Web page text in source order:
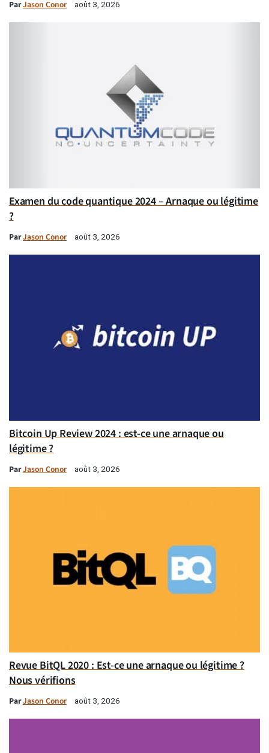
ParJason Conor août 3, 2026
Examen du code quantique 2024 – Arnaque ou légitime
?
ParJason Conor août 3, 2026
Bitcoin Up Review 2024 : est-ce une arnaque ou
légitime ?
ParJason Conor août 3, 2026
Revue BitQL 2020 : Est-ce une arnaque ou légitime ?
Nous vérifions
ParJason Conor août 3, 2026